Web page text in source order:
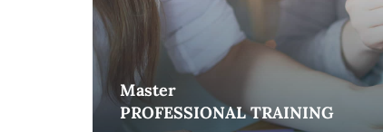
Master
PROFESSIONAL TRAINING